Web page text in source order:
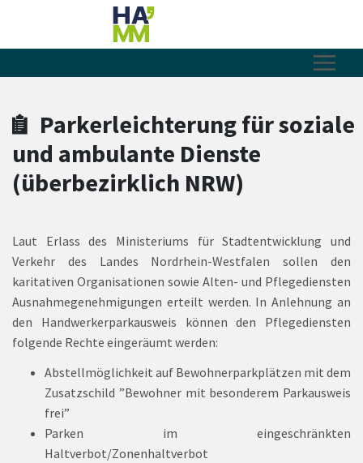
Zum Header
Zum Hauptinhalt
Zum Footer
Zum Hauptinhalt springen
Parkerleichterung für soziale
und ambulante Dienste
(überbezirklich NRW)
Laut Erlass des Ministeriums für Stadtentwicklung und
Verkehr des Landes Nordrhein-Westfalen sollen den
karitativen Organisationen sowie Alten- und Pflegediensten
Ausnahmegenehmigungen erteilt werden. In Anlehnung an
den Handwerkerparkausweis können den Pflegediensten
folgende Rechte eingeräumt werden:
Abstellmöglichkeit auf Bewohnerparkplätzen mit dem
Zusatzschild ”Bewohner mit besonderem Parkausweis
frei”
Parken im eingeschränkten
Haltverbot/Zonenhaltverbot